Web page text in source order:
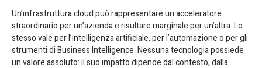
Un’infrastruttura cloud può rappresentare un acceleratore
straordinario per un’azienda e risultare marginale per un’altra. Lo
stesso vale per l’intelligenza artificiale, per l’automazione o per gli
strumenti di Business Intelligence. Nessuna tecnologia possiede
un valore assoluto: il suo impatto dipende dal contesto, dalla